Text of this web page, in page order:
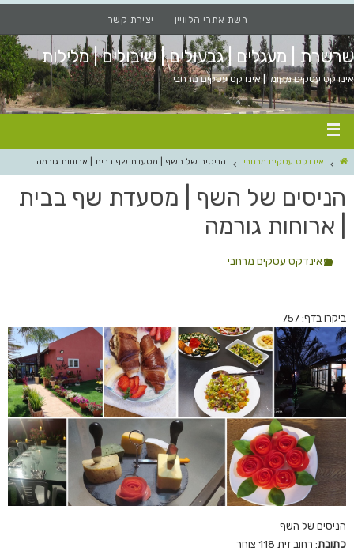
רשת אתרי הלוויין יצירת קשר
שרשרת | מעגלים | גבעולים | שיבולים | מלילות
אינדקס עסקים מקומי | אינדקס עסקים מרחבי
אינדקס עסקים מרחבי הניסים של השף | מסעדת שף בבית | ארוחות גורמה
הניסים של השף | מסעדת שף בבית
| ארוחות גורמה
אינדקס עסקים מרחבי
ביקרו בדף: 757
הניסים של השף
כתובת: רחוב זית 118 צוחר